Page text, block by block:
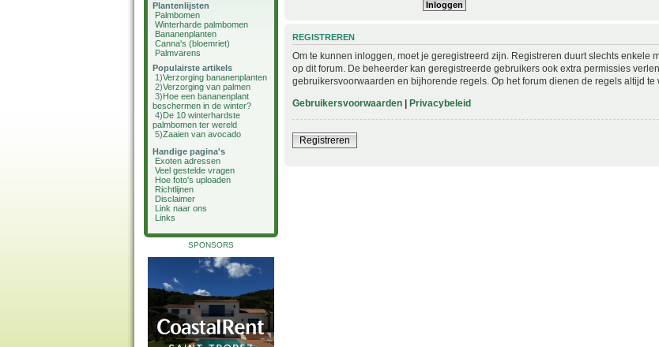
Plantenlijsten
Palmbomen
Winterharde palmbomen
Bananenplanten
Canna's (bloemriet)
Palmvarens
Populairste artikels
1)Verzorging bananenplanten
2)Verzorging van palmen
3)Hoe een bananenplant
beschermen in de winter?
4)De 10 winterhardste
palmbomen ter wereld
5)Zaaien van avocado
Handige pagina's
Exoten adressen
Veel gestelde vragen
Hoe foto's uploaden
Richtlijnen
Disclaimer
Link naar ons
Links
SPONSORS
REGISTREREN
Om te kunnen inloggen, moet je geregistreerd zijn. Registreren duurt slechts enkele
op dit forum. De beheerder kan geregistreerde gebruikers ook extra permissies
gebruikersvoorwaarden en bijhorende regels. Op het forum dienen de regels altijd te
Gebruikersvoorwaarden | Privacybeleid
Registreren